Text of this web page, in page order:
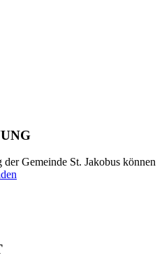
Gemeinde St. Jakobus können